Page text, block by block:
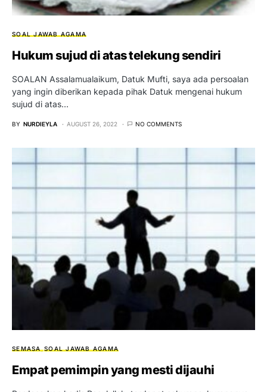
SOAL JAWAB AGAMA
Hukum sujud di atas telekung sendiri
SOALAN Assalamualaikum, Datuk Mufti, saya ada persoalan
yang ingin diberikan kepada pihak Datuk mengenai hukum
sujud di atas…
BY NURDIEYLA AUGUST 26, 2022 NO COMMENTS
SEMASA SOAL JAWAB AGAMA
Empat pemimpin yang mesti dijauhi